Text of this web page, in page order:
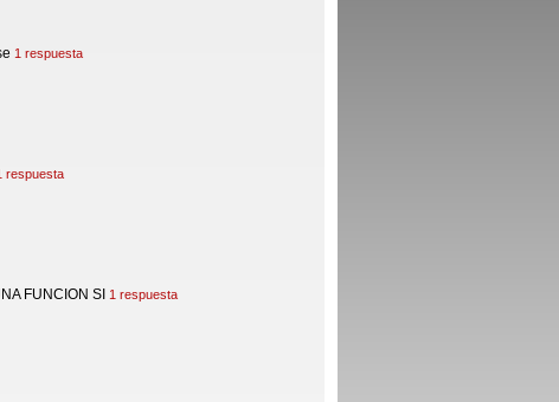
1 respuesta
respuesta
FUNCION SI 1 respuesta